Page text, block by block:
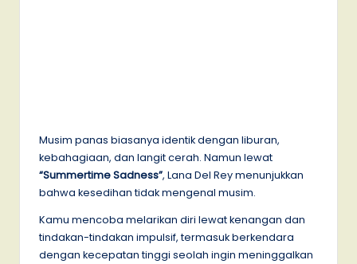
Musim panas biasanya identik dengan liburan,
kebahagiaan, dan langit cerah. Namun lewat
“Summertime Sadness”, Lana Del Rey menunjukkan
bahwa kesedihan tidak mengenal musim.
Kamu mencoba melarikan diri lewat kenangan dan
tindakan-tindakan impulsif, termasuk berkendara
dengan kecepatan tinggi seolah ingin meninggalkan